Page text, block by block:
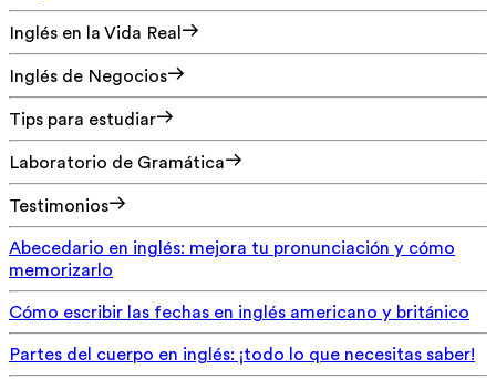
Inglés en la Vida Real
Inglés de Negocios
Tips para estudiar
Laboratorio de Gramática
Testimonios
Abecedario en inglés: mejora tu pronunciación y cómo
memorizarlo
Cómo escribir las fechas en inglés americano y británico
Partes del cuerpo en inglés: ¡todo lo que necesitas saber!